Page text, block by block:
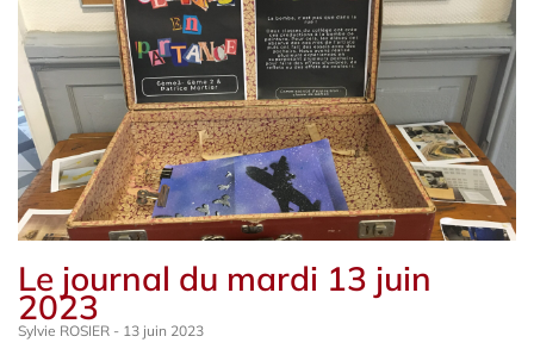
Le journal du mardi 13 juin
2023
Sylvie ROSIER 13 juin 2023